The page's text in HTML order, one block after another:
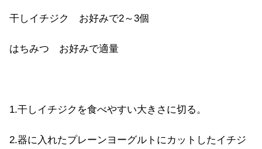
干しイチジク お好みで2～3個
はちみつ お好みで適量
1.干しイチジクを食べやすい大きさに切る。
2.器に入れたプレーンヨーグルトにカットしたイチジ